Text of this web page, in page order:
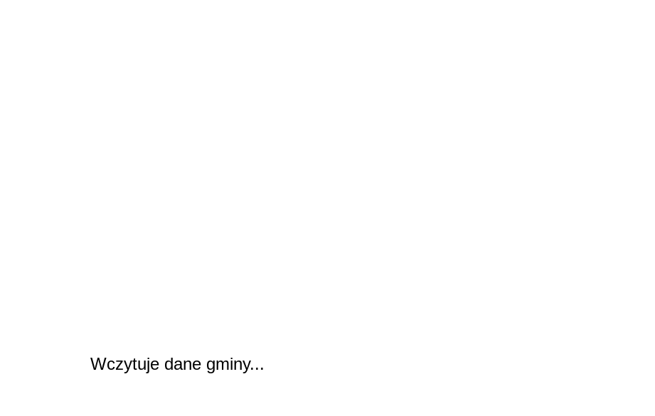
Wczytuje dane gminy...